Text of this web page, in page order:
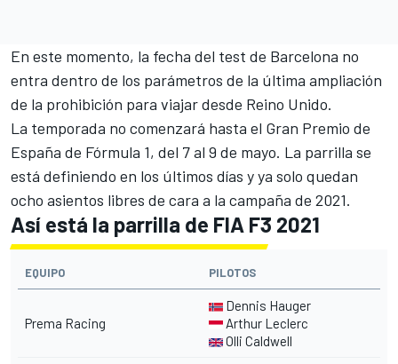
En este momento, la fecha del test de Barcelona no
entra dentro de los parámetros de la última ampliación
de la prohibición para viajar desde Reino Unido.
La temporada no comenzará hasta el Gran Premio de
España de Fórmula 1, del 7 al 9 de mayo. La parrilla se
está definiendo en los últimos días y ya solo quedan
ocho asientos libres de cara a la campaña de 2021.
Así está la parrilla de FIA F3 2021
EQUIPO PILOTOS
Prema Racing
Dennis Hauger
Arthur Leclerc
Olli Caldwell